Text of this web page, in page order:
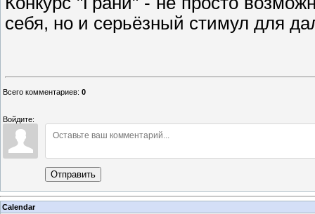
себя, но и серьёзный стимул для
Всего комментариев: 0
Войдите:
Отправить
Calendar